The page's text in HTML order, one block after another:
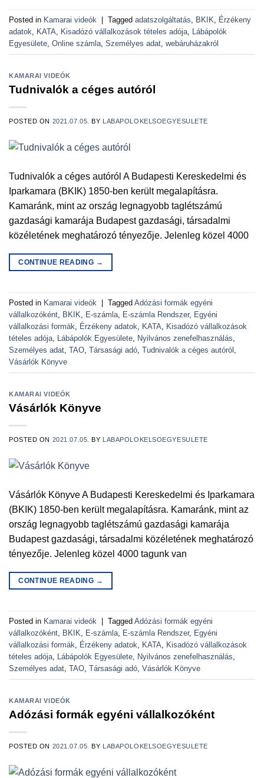
Posted in Kamarai videók Tagged adatszolgáltatás BKIK
Érzékeny
adatok
KATA Kisadózó vállalkozások tételes adója
Lábápolók
Egyesülete Online számla Személyes adat webáruházakról
KAMARAI VIDEÓK
Tudnivalók a céges autóról
POSTED ON 2021.07.05. BY LABAPOLOKELSOEGYESULETE
Tudnivalók a céges autóról A Budapesti Kereskedelmi és
Iparkamara (BKIK) 1850-ben került megalapításra.
Kamaránk, mint az ország legnagyobb taglétszámú
gazdasági kamarája Budapest gazdasági, társadalmi
közéletének meghatározó tényezője. Jelenleg közel 4000
CONTINUE READING →
Posted in Kamarai videók | Tagged Adózási formák egyéni
vállalkozóként BKIK E-számla E-számla Rendszer, Egyéni
vállalkozási formák
Érzékeny adatok KATA
Kisadózó vállalkozások
tételes adója Lábápolók Egyesülete Nyilvános zenefelhasználás
Személyes adat TAO Társasági adó Tudnivalók a céges autóról
Vásárlók Könyve
KAMARAI VIDEÓK
Vásárlók Könyve
POSTED ON 2021.07.05. BY LABAPOLOKELSOEGYESULETE
Vásárlók Könyve A Budapesti Kereskedelmi és Iparkamara
(BKIK) 1850-ben került megalapításra. Kamaránk, mint az
ország legnagyobb taglétszámú gazdasági kamarája
Budapest gazdasági, társadalmi közéletének meghatározó
tényezője. Jelenleg közel 4000 tagunk van
CONTINUE READING →
Posted in Kamarai videók | Tagged Adózási formák egyéni
vállalkozóként BKIK E-számla E-számla Rendszer, Egyéni
vállalkozási formák
Érzékeny adatok KATA
Kisadózó vállalkozások
tételes adója Lábápolók Egyesülete Nyilvános zenefelhasználás
Személyes adat TAO Társasági adó Vásárlók Könyve
KAMARAI VIDEÓK
Adózási formák egyéni vállalkozóként
POSTED ON 2021.07.05. BY LABAPOLOKELSOEGYESULETE